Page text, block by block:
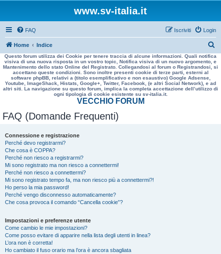
www.sv-italia.it
FAQ Login
Iscriviti
Home Indice
e
r
a
Questo forum utilizza dei Cookie per tenere traccia di alcune informazioni. Quali notifica
visiva di una nuova risposta in un vostro topic, Notifica visiva di un nuovo argomento, e
Mantenimento dello stato Online del Registrato. Collegandosi al forum o Registrandosi, si
accettano queste condizioni. Sono inoltre presenti cookie di terze parti, esterni al
software phpBB, relativi a (titolo esemplificativo e non esaustivo) Google Adsense,
Youtube, ImageShack, Histats, Google+, Twitter, Facebook, (e altri Social Network), e ad
altri siti. La navigazione su questo forum, implica la completa accettazione dell’utilizzo di
ogni tipologia di cookie esistente su sv-italia.it.
VECCHIO FORUM
FAQ (Domande Frequenti)
Connessione e registrazione
Perché devo registrarmi?
Che cosa è COPPA?
Perché non riesco a registrarmi?
Mi sono registrato ma non riesco a connettermi!
Perché non riesco a connettermi?
Mi sono registrato tempo fa, ma non riesco più a connettermi?!
Ho perso la mia password!
Perché vengo disconnesso automaticamente?
Che cosa provoca il comando “Cancella cookie”?
Impostazioni e preferenze utente
Come cambio le mie impostazioni?
Come posso evitare di apparire nella lista degli utenti in linea?
L’ora non è corretta!
Ho cambiato il fuso orario ma l’ora è ancora sbagliata